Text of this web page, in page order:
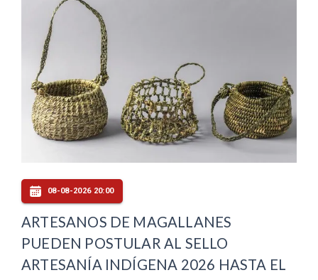
08-08-2026 20:00
ARTESANOS DE MAGALLANES
PUEDEN POSTULAR AL SELLO
ARTESANÍA INDÍGENA 2026 HASTA EL